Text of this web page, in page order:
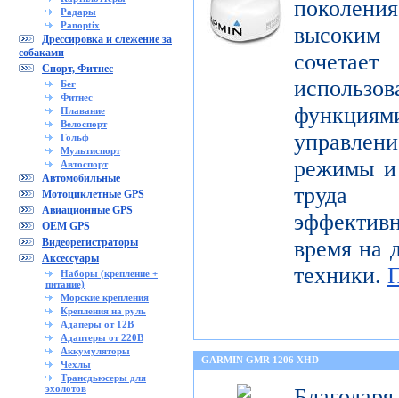
Радары
Panoptix
Дрессировка и слежение за
собаками
Спорт, Фитнес
Бег
Фитнес
Плавание
Велоспорт
Гольф
Мультиспорт
Автоспорт
Автомобильные
Мотоциклетные GPS
Авиационные GPS
OEM GPS
Видеорегистраторы
Аксессуары
Наборы (крепление +
питание)
Морские крепления
Крепления на руль
Адаперы от 12В
Адаптеры от 220В
Аккумуляторы
Чехлы
Трансдьюсеры для
эхолотов
высоким
режимы и
труда
время на
техники.
GARMIN GMR 1206 XHD